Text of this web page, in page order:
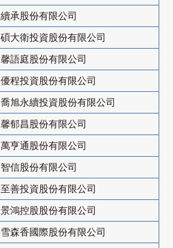
續承股份有限公司
碩大衛投資股份有限公司
馨語庭股份有限公司
優程投資股份有限公司
喬旭永續投資股份有限公司
馨郁昌股份有限公司
萬亨通股份有限公司
智信股份有限公司
至善投資股份有限公司
景鴻控股股份有限公司
雪森香國際股份有限公司